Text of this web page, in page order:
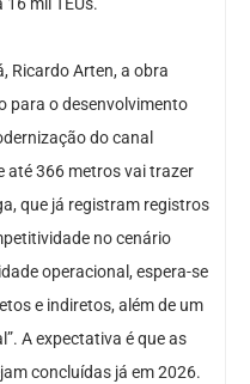
mil TEUs.
Ricardo Arten, a obra
para o desenvolvimento
do canal
até 366 metros vai trazer
que já registram registros
no cenário
operacional, espera-se
e indiretos, além de um
A expectativa é que as
concluídas já em 2026.